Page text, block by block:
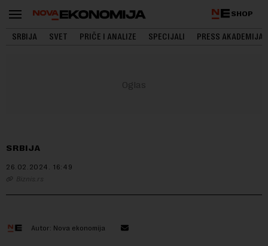
SHOP
SRBIJA SVET PRIČE I ANALIZE SPECIJALI PRESS AKADEMIJA
SRBIJA
26.02.2024. 16:49
Biznis.rs
Autor: Nova ekonomija